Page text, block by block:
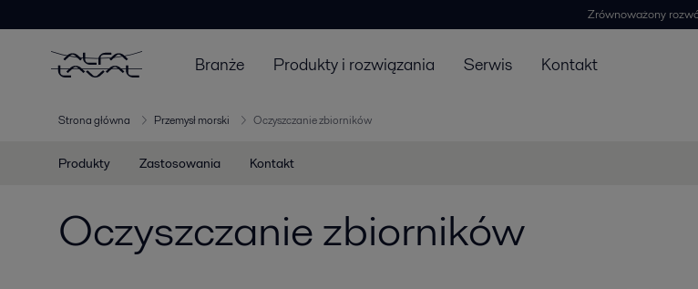
Zrównoważony
Branże Produkty i rozwiązania Serwis Kontakt
Strona główna Przemysł morski Oczyszczanie zbiorników
Produkty Zastosowania Kontakt
Oczyszczanie zbiorników